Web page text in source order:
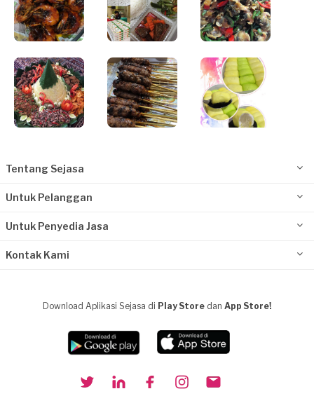
Tentang Sejasa
Untuk Pelanggan
Untuk Penyedia Jasa
Kontak Kami
Download Aplikasi Sejasa di Play Store dan App Store!